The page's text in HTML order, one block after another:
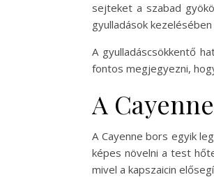
sejteket a szabad
gyulladások
A gyulladáscsökkentő
fontos megjegyezni,
A
A Cayenne bors egyik
képes növelni a test
mivel a kapszaicin